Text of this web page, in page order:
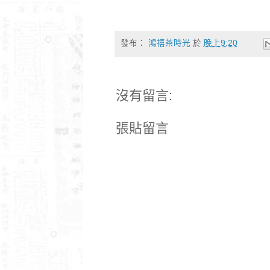
發布： 鴻禧茶時光 於 晚上9:20
沒有留言:
張貼留言